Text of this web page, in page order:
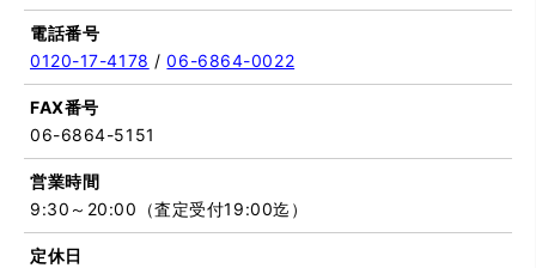
電話番号
0120-17-4178 /06-6864-0022
FAX番号
06-6864-5151
営業時間
9:30～20:00（査定受付19:00迄）
定休日